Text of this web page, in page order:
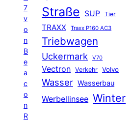
7
v
o
n
B
e
a
c
o
n
R
Straße SUP Tier
TRAXX Traxx P160 AC3
Triebwagen
Uckermark V70
Vectron Verkehr Volvo
Wasser Wasserbau
Werbellinsee Winter